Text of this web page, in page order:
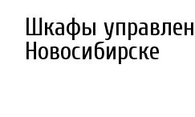
Шкафы
Новосибирске